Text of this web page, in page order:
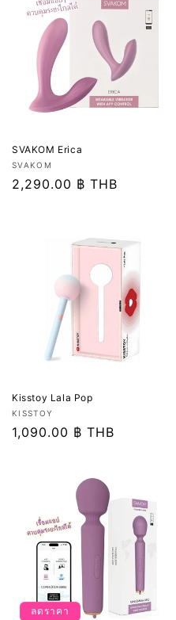
SVAKOM Erica
เวน
เด
SVAKOM
ราคา
2,290.00 ฿ THB
Kisstoy Lala Pop
เวน
เด
KISSTOY
ราคา
1,090.00 ฿ THB
ลดราคา